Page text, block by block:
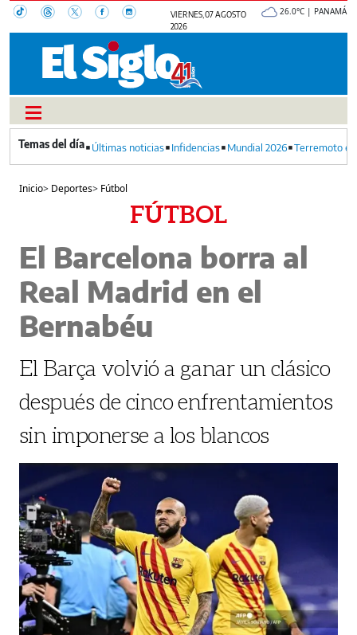
VIERNES, 07 AGOSTO
2026
26.0°C | PANAMÁ
Últimas noticias Infidencias Mundial 2026 Terremoto
Inicio> Deportes> Fútbol
FÚTBOL
El Barcelona borra al
Real Madrid en el
Bernabéu
El Barça volvió a ganar un clásico
después de cinco enfrentamientos
sin imponerse a los blancos